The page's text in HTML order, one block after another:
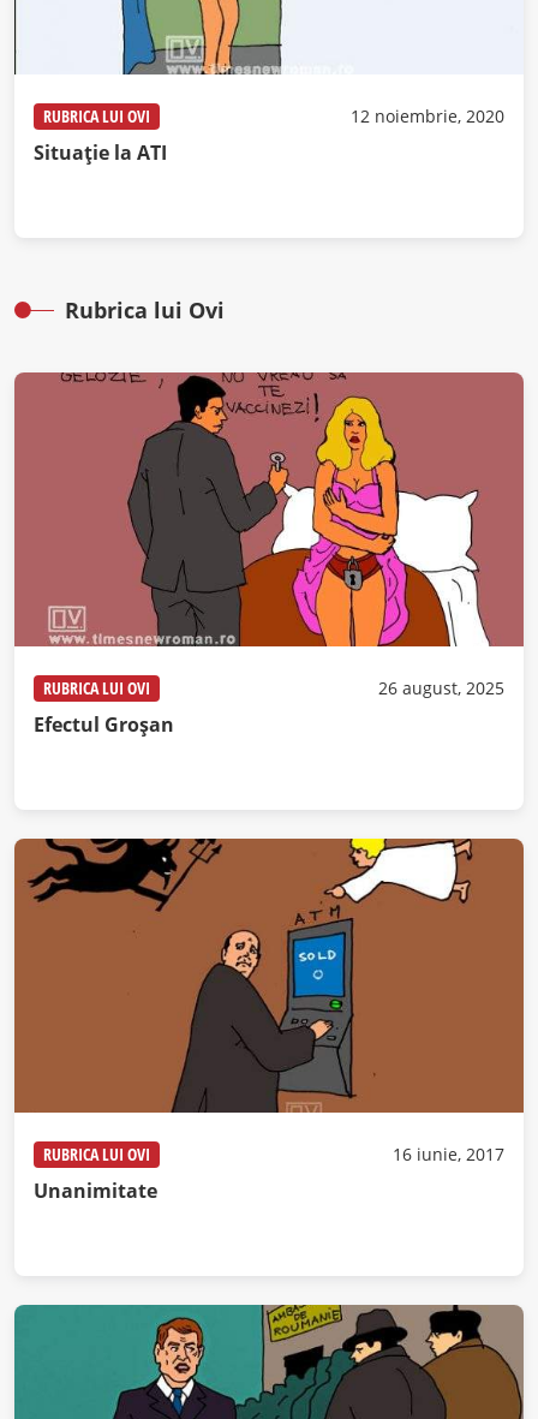
RUBRICA LUI OVI 12 noiembrie, 2020
Situație la ATI
Rubrica lui Ovi
RUBRICA LUI OVI 26 august, 2025
Efectul Groșan
RUBRICA LUI OVI 16 iunie, 2017
Unanimitate